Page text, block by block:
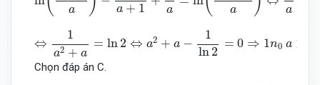
a a + 1 a a a
⇔
1
a2 + a
= ln2 ⇔ a2 + a −
1
ln 2
= 0 ⇒ 1n0 a >
+ 1n
Chọn đáp án C.